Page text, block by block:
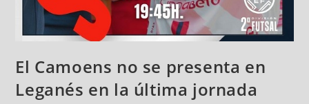
El Camoens no se presenta en
Leganés en la última jornada